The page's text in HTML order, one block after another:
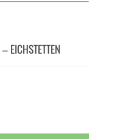
EICHSTETTEN